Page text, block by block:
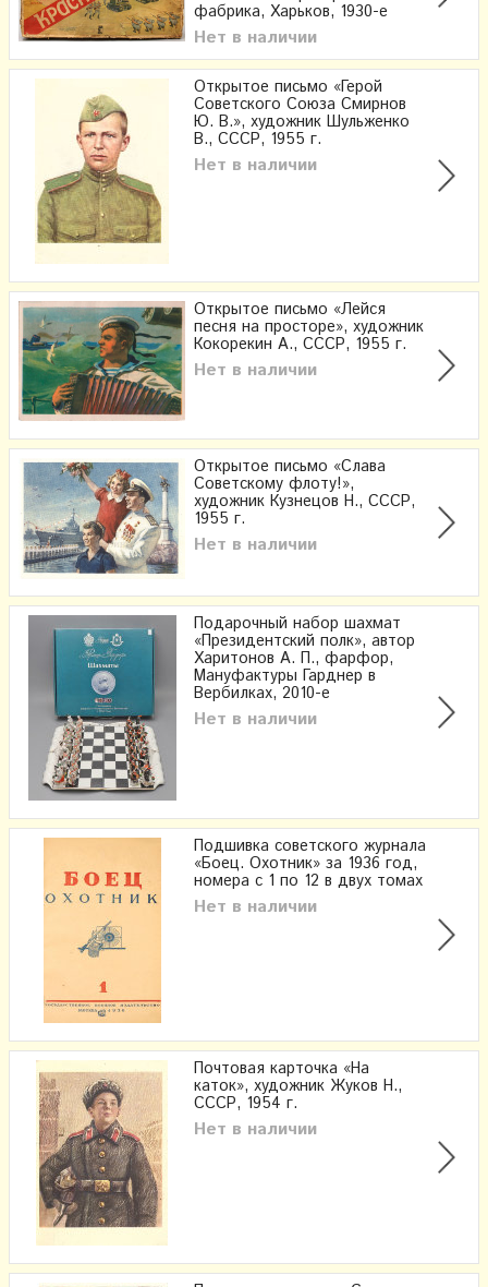
фабрика, Харьков, 1930-е
Нет в наличии
Открытое письмо «Герой
Советского Союза Смирнов
Ю. В.», художник Шульженко
В., СССР, 1955 г.
Нет в наличии
Открытое письмо «Лейся
песня на просторе», художник
Кокорекин А., СССР, 1955 г.
Нет в наличии
Открытое письмо «Слава
Советскому флоту!»,
художник Кузнецов Н., СССР,
1955 г.
Нет в наличии
Подарочный набор шахмат
«Президентский полк», автор
Харитонов А. П., фарфор,
Мануфактуры Гарднер в
Вербилках, 2010-е
Нет в наличии
Подшивка советского журнала
«Боец. Охотник» за 1936 год,
номера с 1 по 12 в двух томах
Нет в наличии
Почтовая карточка «На
каток», художник Жуков Н.,
СССР, 1954 г.
Нет в наличии